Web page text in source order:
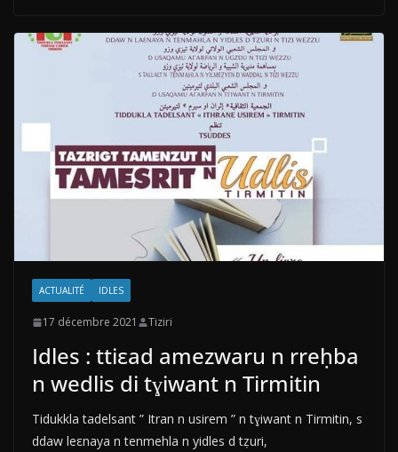
ACTUALITÉ IDLES
17 décembre 2021 Tiziri
Idles : ttiεad amezwaru n rreḥba
n wedlis di tɣiwant n Tirmitin
Tidukkla tadelsant ” Itran n usirem ” n tɣiwant n Tirmitin, s
ddaw leεnaya n tenmehla n yidles d tẓuri,